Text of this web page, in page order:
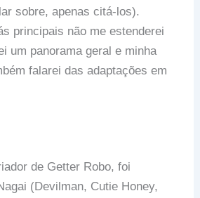
sobre, apenas citá-los).
principais não me estenderei
um panorama geral e minha
falarei das adaptações em
de Getter Robo, foi
(Devilman, Cutie Honey,